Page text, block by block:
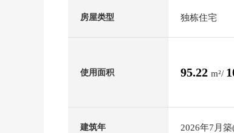
房屋类型 独栋住宅
使用面积 95.22 m²/
建筑年 2026年7月築